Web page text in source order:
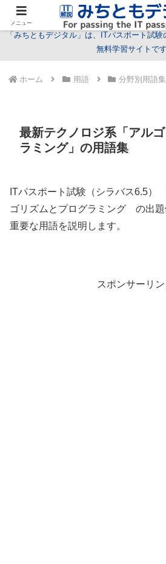
試験情報 学習方法 用語 問題
「みちともデジタル」は、ITパスポート試
無料学習サイトです
ホーム 用語 分野別用語集
最新テクノロジ系「アル
ラミング」の用語集
ITパスポート試験（シラバス6.5
ゴリズムとプログラミング の出題
重要な用語を説明します。
スポンサーリン
メニュー